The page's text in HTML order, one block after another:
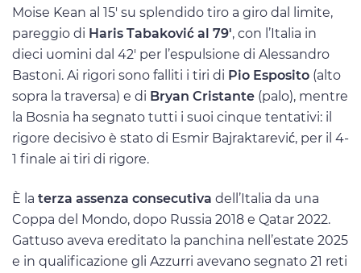
Moise Kean al 15′ su splendido tiro a giro dal limite,
pareggio di Haris Tabaković al 79′, con l’Italia in
dieci uomini dal 42′ per l’espulsione di Alessandro
Bastoni. Ai rigori sono falliti i tiri di Pio Esposito (alto
sopra la traversa) e di Bryan Cristante (palo), mentre
la Bosnia ha segnato tutti i suoi cinque tentativi: il
rigore decisivo è stato di Esmir Bajraktarević, per il 4-
1 finale ai tiri di rigore.
È la terza assenza consecutiva dell’Italia da una
Coppa del Mondo, dopo Russia 2018 e Qatar 2022.
Gattuso aveva ereditato la panchina nell’estate 2025
e in qualificazione gli Azzurri avevano segnato 21 reti